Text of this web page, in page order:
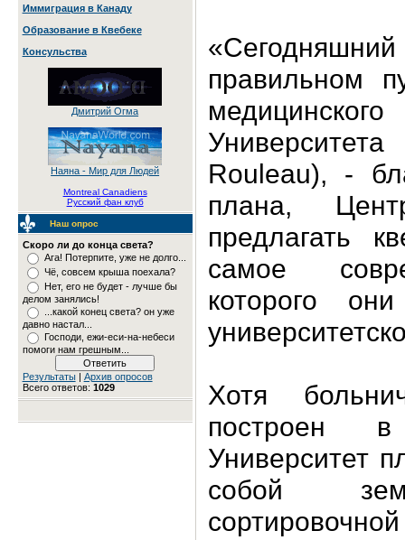
Иммиграция в Канаду
Образование в Квебеке
Консульства
Дмитрий Огма
Наяна - Мир для Людей
Montreal Canadiens
Русский фан клуб
Наш опрос
Скоро ли до конца света?
Ага! Потерпите, уже не долго...
Чё, совсем крыша поехала?
Нет, его не будет - лучше бы
делом занялись!
...какой конец света? он уже
давно настал...
Господи, ежи-еси-на-небеси
помоги нам грешным...
Результаты| Архив опросов
Всего ответов: 1029
«Сегодняшний
правильном
Rouleau), -
плана,
предлагать
самое
которого
Хотя
построен
Университет
собой